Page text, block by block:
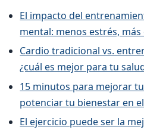
El impacto del
mental: menos estrés,
Cardio tradicional vs.
¿cuál es mejor para tu
15 minutos para mejorar
potenciar tu bienestar en
El ejercicio puede ser la